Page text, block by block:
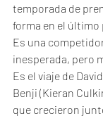
temporada de
forma en el último
Es una
inesperada, pero
Es el viaje de
Benji (Kieran
que crecieron